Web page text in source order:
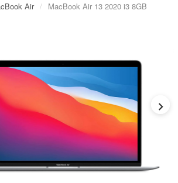
Air / MacBook Air 13 2020 i3 8GB